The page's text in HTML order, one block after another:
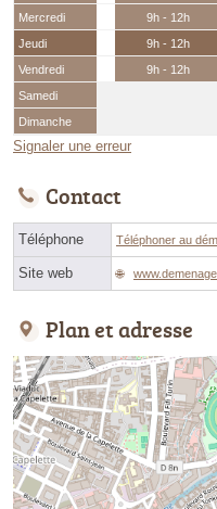
Mercredi
9h - 12h
Jeudi
9h - 12h
Vendredi
9h - 12h
Samedi
Dimanche
Signaler une erreur
Contact
Téléphone Téléphoner au
Site web
Plan et adresse